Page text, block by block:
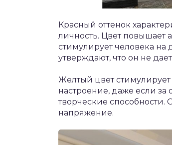
Красный оттенок
личность. Цвет повышает
стимулирует человека
утверждают, что он не
Желтый цвет
настроение, даже если
творческие способности.
напряжение.